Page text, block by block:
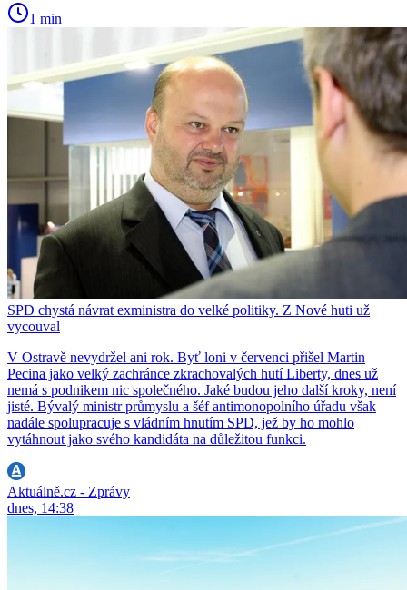
1 min
SPD chystá návrat exministra do velké politiky. Z Nové huti už
vycouval
V Ostravě nevydržel ani rok. Byť loni v červenci přišel Martin
Pecina jako velký zachránce zkrachovalých hutí Liberty, dnes už
nemá s podnikem nic společného. Jaké budou jeho další kroky, není
jisté. Bývalý ministr průmyslu a šéf antimonopolního úřadu však
nadále spolupracuje s vládním hnutím SPD, jež by ho mohlo
vytáhnout jako svého kandidáta na důležitou funkci.
Aktuálně.cz - Zprávy
dnes, 14:38